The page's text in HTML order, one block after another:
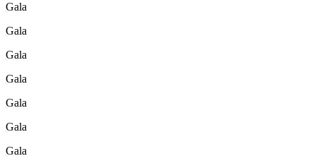
Gala
Gala
Gala
Gala
Gala
Gala
Gala